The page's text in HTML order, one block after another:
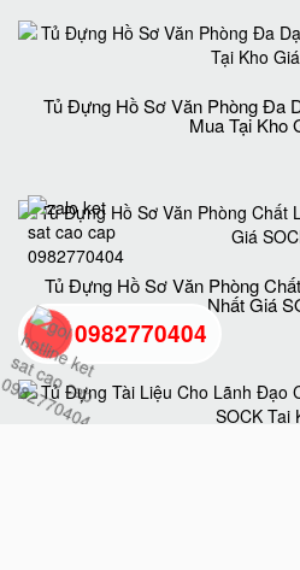
Tủ Đựng Hồ Sơ Văn Phòng Đa
Mua Tại Kho
Tủ Đựng Hồ Sơ Văn Phòng
Nhất Giá
0982770404